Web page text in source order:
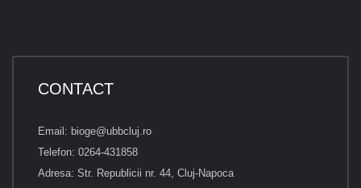
CONTACT
Email: bioge@ubbcluj.ro
Telefon: 0264-431858
Adresa: Str. Republicii nr. 44, Cluj-Napoca